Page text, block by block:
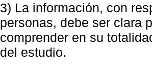
3) La información, con
personas, debe ser clara
comprender en su
del estudio.